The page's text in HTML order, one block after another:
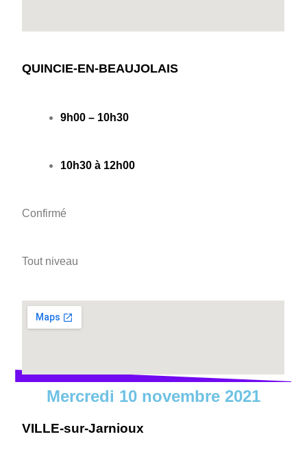
QUINCIE-EN-BEAUJOLAIS
9h00 – 10h30
10h30 à 12h00
Confirmé
Tout niveau
Mercredi 10 novembre 2021
VILLE-sur-Jarnioux